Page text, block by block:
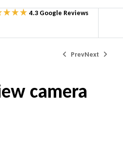
4.3 Google Reviews
Prev
€204,49
Next
Prijs op aanvraag
camera